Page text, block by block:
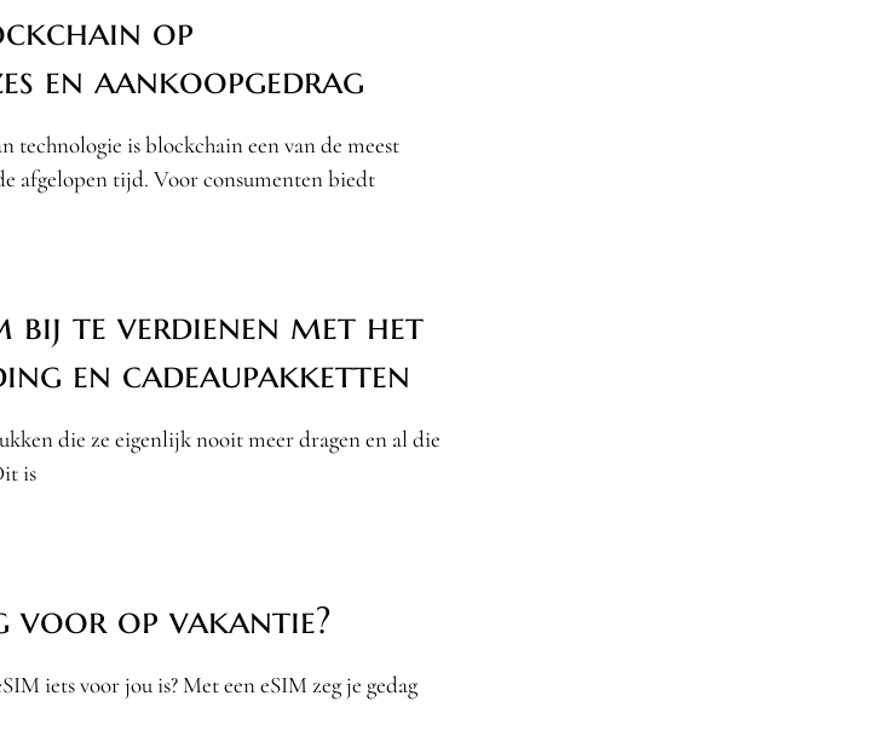
op
en aankoopgedrag
technologie is blockchain een van de meest
afgelopen tijd. Voor consumenten biedt
bij te verdienen met het
en cadeaupakketten
die ze eigenlijk nooit meer dragen en al die
is
voor op vakantie?
iets voor jou is? Met een eSIM zeg je gedag